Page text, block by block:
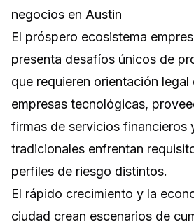
negocios en Austin
El próspero ecosistema
presenta desafíos únicos de
que requieren orientación
empresas tecnológicas,
firmas de servicios financieros
tradicionales enfrentan
perfiles de riesgo distintos.
El rápido crecimiento y la
ciudad crean escenarios de